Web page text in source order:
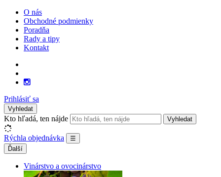
O nás
Obchodné podmienky
Poradňa
Rady a tipy
Kontakt
Prihlásiť sa
Vyhledat
Kto hľadá, ten nájde Vyhledat
Rýchla objednávka
☰
Ďalší
Vinárstvo a ovocinárstvo